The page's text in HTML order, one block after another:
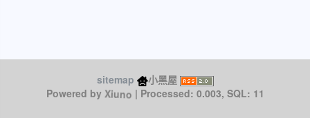
sitemap
小黑屋
Powered by Xiuno | Processed: 0.003, SQL: 11